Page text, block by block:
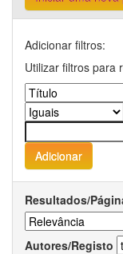
Adicionar filtros:
Utilizar filtros para
Resultados/
Autores/Registo